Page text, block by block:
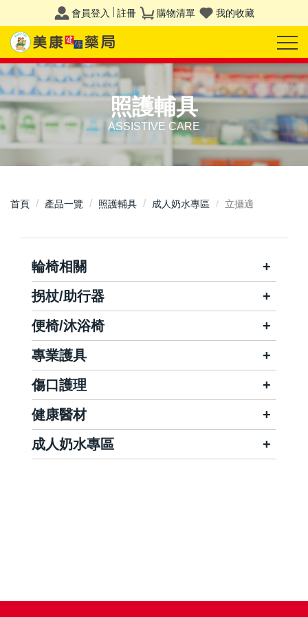
會員登入 註冊 購物清單 我的收藏
照護輔具
ASSISTIVE CARE
首頁 產品一覽 照護輔具 成人奶水專區 立攝適
輪椅相關
拐杖/助行器
便椅/沐浴椅
專業護具
傷口護理
健康醫材
成人奶水專區